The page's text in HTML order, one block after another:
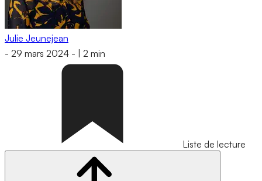
Julie Jeunejean
- 29 mars 2024 - 2 min
Liste de lecture